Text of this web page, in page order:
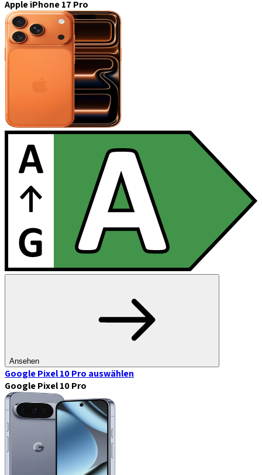
Apple iPhone 17 Pro
Ansehen
Google Pixel 10 Pro auswählen
Google Pixel 10 Pro